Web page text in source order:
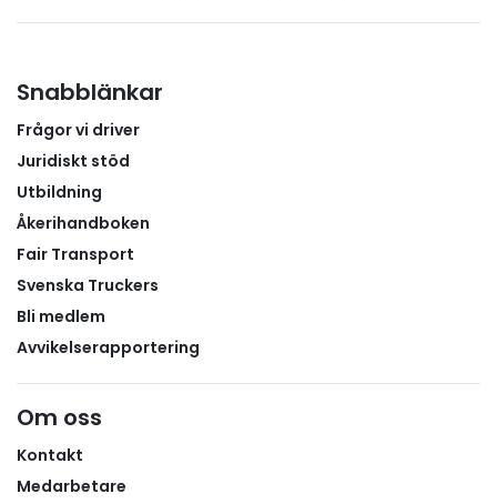
Snabblänkar
Frågor vi driver
Juridiskt stöd
Utbildning
Åkerihandboken
Fair Transport
Svenska Truckers
Bli medlem
Avvikelserapportering
Om oss
Kontakt
Medarbetare